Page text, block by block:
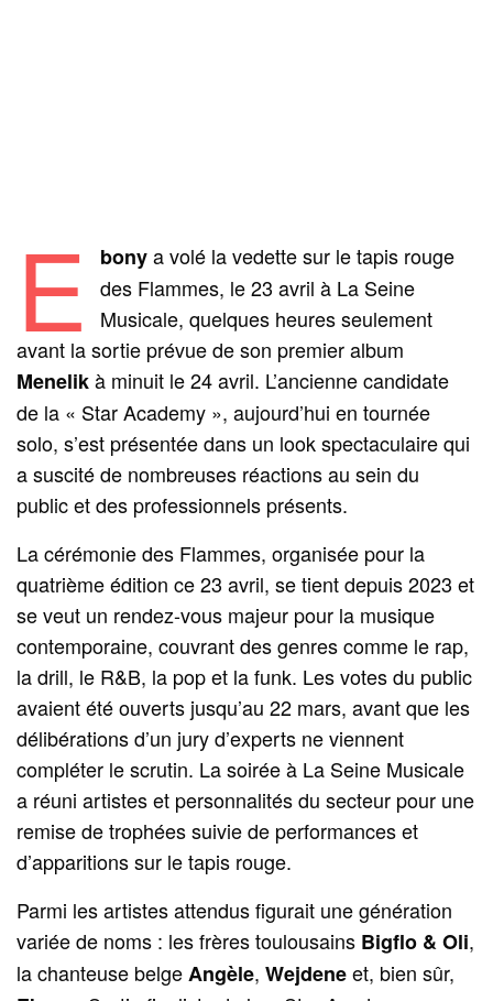
E bonya volé la vedette sur le tapis rouge
des Flammes, le 23 avril à La Seine
Musicale, quelques heures seulement
avant la sortie prévue de son premier album
Menelikà minuit le 24 avril. L’ancienne candidate
de la « Star Academy », aujourd’hui en tournée
solo, s’est présentée dans un look spectaculaire qui
a suscité de nombreuses réactions au sein du
public et des professionnels présents.
La cérémonie des Flammes, organisée pour la
quatrième édition ce 23 avril, se tient depuis 2023 et
se veut un rendez-vous majeur pour la musique
contemporaine, couvrant des genres comme le rap,
la drill, le R&B, la pop et la funk. Les votes du public
avaient été ouverts jusqu’au 22 mars, avant que les
délibérations d’un jury d’experts ne viennent
compléter le scrutin. La soirée à La Seine Musicale
a réuni artistes et personnalités du secteur pour une
remise de trophées suivie de performances et
d’apparitions sur le tapis rouge.
Parmi les artistes attendus figurait une génération
variée de noms : les frères toulousains Bigflo & Oli,
la chanteuse belgeAngèle,Wejdeneet, bien sûr,